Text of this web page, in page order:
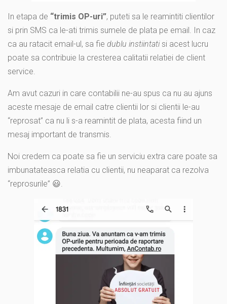
In etapa de “trimis OP-uri”, puteti sa le reamintiti clientilor
si prin SMS ca le-ati trimis sumele de plata pe email. In caz
ca au ratacit email-ul, sa fie dublu instiintati si acest lucru
poate sa contribuie la cresterea calitatii relatiei de client
service.
Am avut cazuri in care contabilii ne-au spus ca nu au ajuns
aceste mesaje de email catre clientii lor si clientii le-au
“reprosat” ca nu li s-a reamintit de plata, acesta fiind un
mesaj important de transmis.
Noi credem ca poate sa fie un serviciu extra care poate sa
imbunatateasca relatia cu clientii, nu neaparat ca rezolva
“reprosurile” 😃.